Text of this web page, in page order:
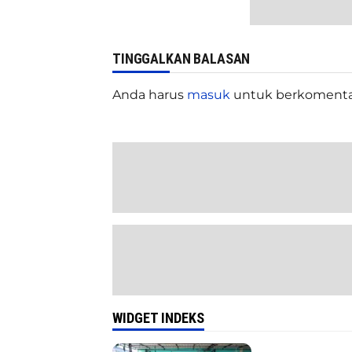
TINGGALKAN BALASAN
Anda harus masuk untuk
WIDGET INDEKS